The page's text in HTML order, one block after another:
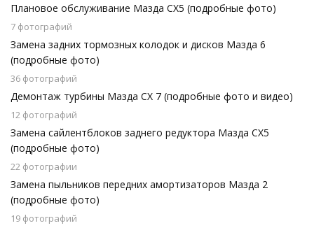
Плановое обслуживание Мазда СХ5 (подробные фото)
7 фотографий
Замена задних тормозных колодок и дисков Мазда 6
(подробные фото)
36 фотографий
Демонтаж турбины Мазда СХ 7 (подробные фото и видео)
12 фотографий
Замена сайлентблоков заднего редуктора Мазда СХ5
(подробные фото)
22 фотографии
Замена пыльников передних амортизаторов Мазда 2
(подробные фото)
19 фотографий